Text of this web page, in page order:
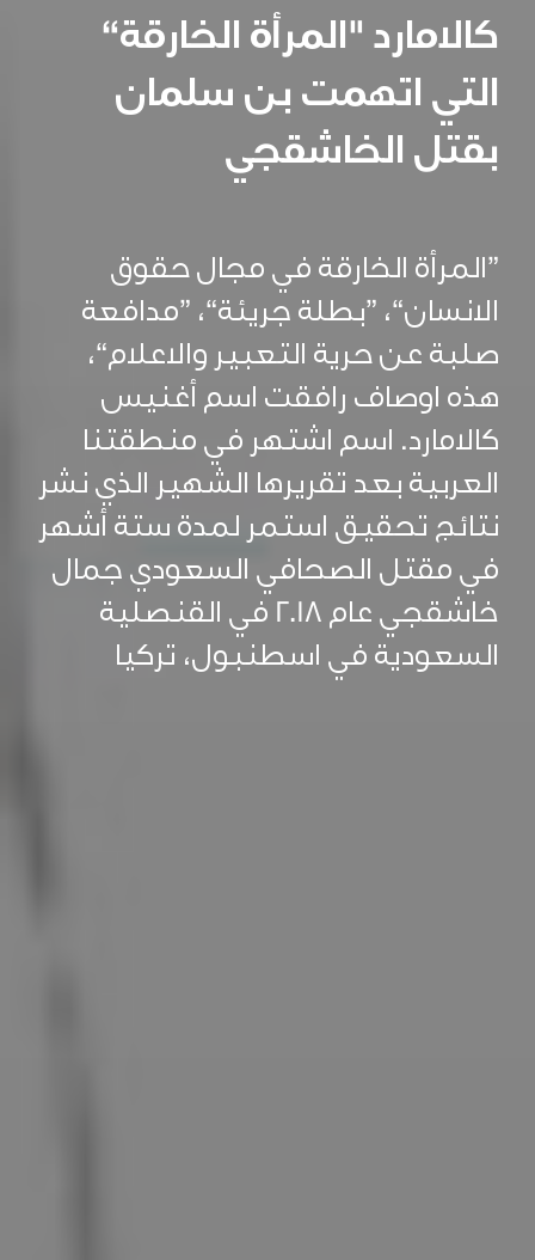
كالامارد "المرأة الخارقة“
التي اتهمت بن سلمان
بقتل الخاشقجي
”المرأة الخارقة في مجال حقوق
الانسان“، ”بطلة جريئة“، ”مدافعة
صلبة عن حرية التعبير والاعلام“،
هذه اوصاف رافقت اسم أغنيس
كالامارد. اسم اشتهر في منطقتنا
العربية بعد تقريرها الشهير الذي نشر
نتائج تحقيق استمر لمدة ستة أشهر
في مقتل الصحافي السعودي جمال
خاشقجي عام 2018 في القنصلية
السعودية في اسطنبول، تركيا